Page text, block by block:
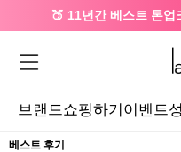
🍑 11년간 베스트 톤업
5,000
브랜드쇼핑하기 이벤트
베스트 후기